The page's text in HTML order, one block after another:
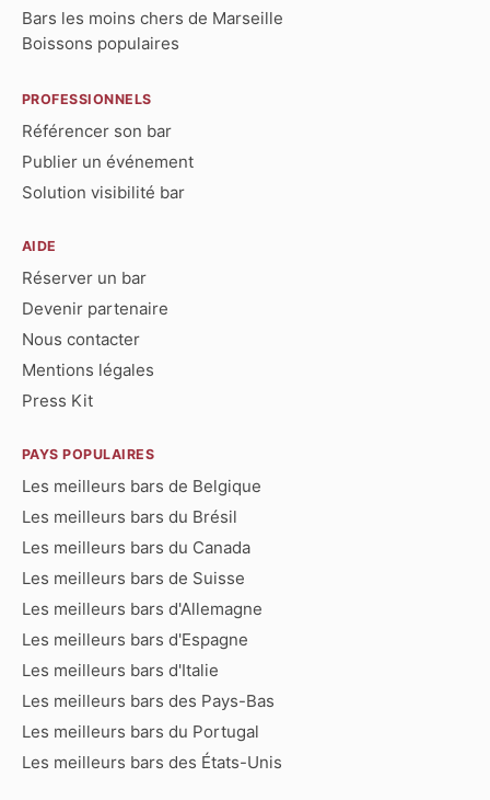
Bars les moins chers de Marseille
Boissons populaires
PROFESSIONNELS
Référencer son bar
Publier un événement
Solution visibilité bar
AIDE
Réserver un bar
Devenir partenaire
Nous contacter
Mentions légales
Press Kit
PAYS POPULAIRES
Les meilleurs bars de Belgique
Les meilleurs bars du Brésil
Les meilleurs bars du Canada
Les meilleurs bars de Suisse
Les meilleurs bars d'Allemagne
Les meilleurs bars d'Espagne
Les meilleurs bars d'Italie
Les meilleurs bars des Pays-Bas
Les meilleurs bars du Portugal
Les meilleurs bars des États-Unis